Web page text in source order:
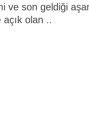
ve son geldiği
açık olan ..